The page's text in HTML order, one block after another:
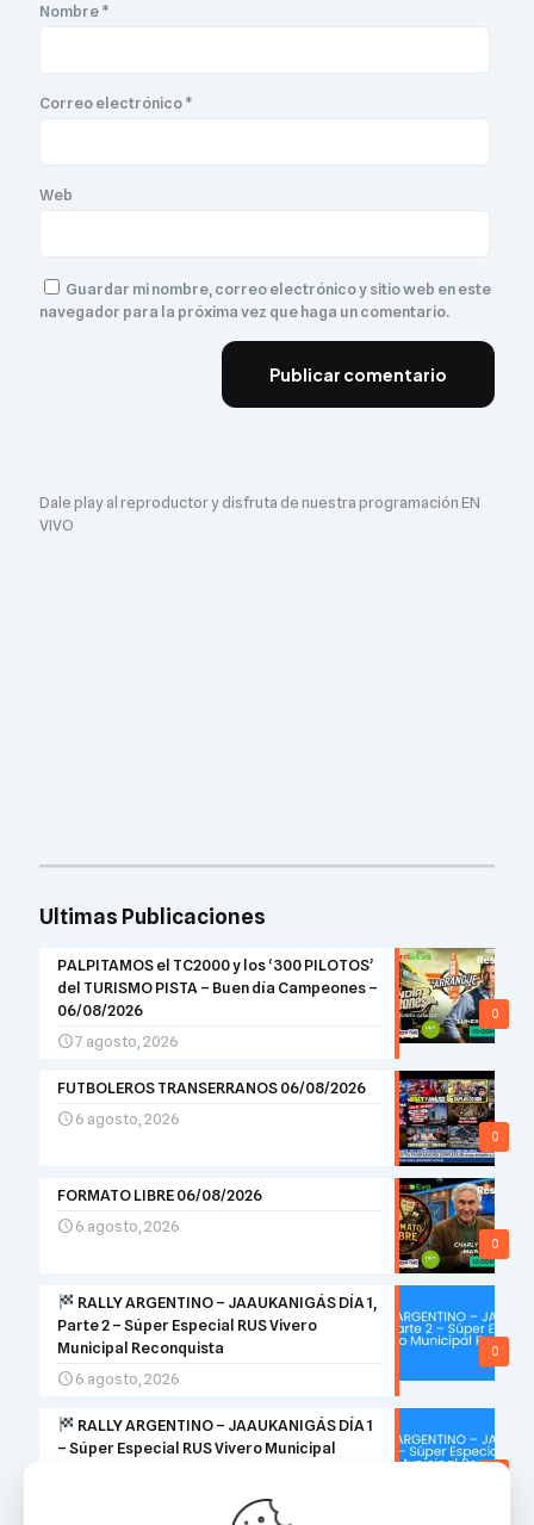
Nombre*
Correo electrónico*
Web
Guardar mi nombre, correo electrónico y sitio web en este
navegador para la próxima vez que haga un comentario.
Dale play al reproductor y disfruta de nuestra programación EN
VIVO
Ultimas Publicaciones
0
PALPITAMOS el TC2000 y los ‘300 PILOTOS’
del TURISMO PISTA – Buen día Campeones –
06/08/2026
7 agosto, 2026
0
FUTBOLEROS TRANSERRANOS 06/08/2026
6 agosto, 2026
0
FORMATO LIBRE 06/08/2026
6 agosto, 2026
0
RALLY ARGENTINO – JAAUKANIGÁS DÍA 1,
Parte 2 – Súper Especial RUS Vivero
Municipal Reconquista
6 agosto, 2026
RALLY ARGENTINO – JAAUKANIGÁS DÍA 1
– Súper Especial RUS Vivero Municipal